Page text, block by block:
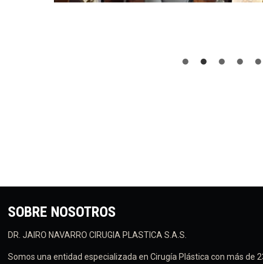
SOBRE NOSOTROS
DR. JAIRO NAVARRO CIRUGIA PLASTICA S.A.S.
Somos una entidad especializada en Cirugía Plástica con más de